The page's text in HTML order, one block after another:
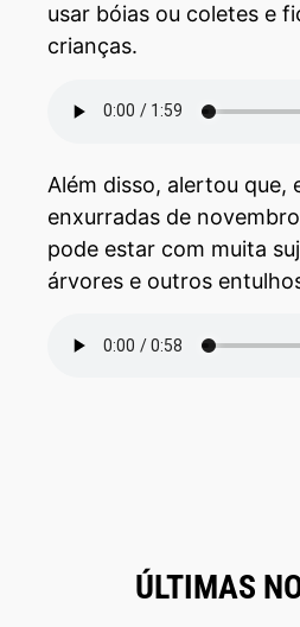
usar bóias ou coletes e
crianças.
Além disso, alertou que,
enxurradas de
pode estar com muita
árvores e outros
ÚLTIMAS